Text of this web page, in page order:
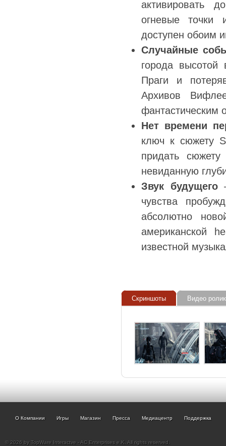
активировать
огневые точки
доступен обоим
Случайные
города
Праги и
Архивов
фантастическим
Нет времени
ключ к сюжету
придать
невиданную
Звук будущего–
чувства
абсолютно
американской
известной
Скриншоты Видео
О Компании Игры Магазин Пресса Медиацентр Поддержка
© 2026 by TopWare Interactve - AC Enterprises e.K. All rights reserved.